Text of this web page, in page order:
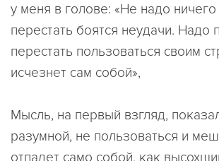
у меня в голове: «Не надо
перестать боятся неудачи. Надо
перестать пользоваться своим
исчезнет сам собой»,
Мысль, на первый взгляд,
разумной, не пользоваться и